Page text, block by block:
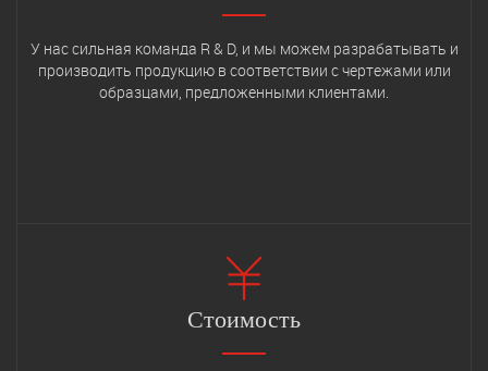
У нас сильная команда R & D, и мы можем разрабатывать и
производить продукцию в соответствии с чертежами или
образцами, предложенными клиентами.
Стоимость